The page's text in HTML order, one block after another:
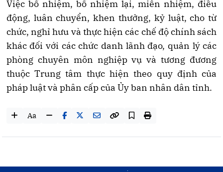
Việc bổ nhiệm, bổ nhiệm lại, miễn nhiệm, điều
động, luân chuyển, khen thưởng, kỷ luật, cho từ
chức, nghỉ hưu và thực hiện các chế độ chính sách
khác đối với các chức danh lãnh đạo, quản lý các
phòng chuyên môn nghiệp vụ và tương đương
thuộc Trung tâm thực hiện theo quy định của
pháp luật và phân cấp của Ủy ban nhân dân tỉnh.
Aa